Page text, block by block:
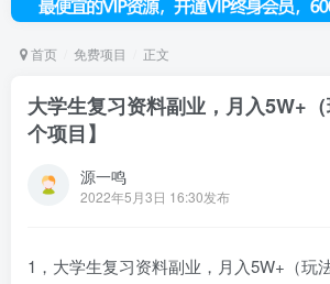
首页 免费项目 正文
大学生复习资料副业，月入5W+
个项目】
源一鸣
2022年5月3日 16:30发布
1，大学生复习资料副业，月入5W+（玩